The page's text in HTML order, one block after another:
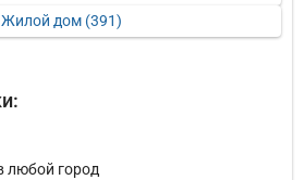
Жилой дом (391)
любой город